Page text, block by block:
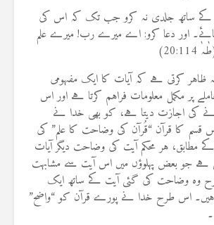
کے ساتھ جلدی نہ کرو جب تک کہ اس کی
اور دعا کرو: اے میرے رب! میرے علم
ظاہر کرتی ہے کہ آیات کا ایک مفہومی
پر مکمل معلومات فراہم کرتا ہے اور اس
کی اجازت دیتا ہے، کو بھی خدا نے
قسم کا قرآن “قُرآن کی وضاحت کا علم” کی
مطابق، ہر محکم آیت کی وضاحت دیگر آیات
جو بعض پہلوؤں میں اس آیت سے مشابہت
وہ وضاحت کی گئی آیت کے ساتھ ایک
ہیں۔ اس طرح خدا نے پورے قرآن کو “واضح”